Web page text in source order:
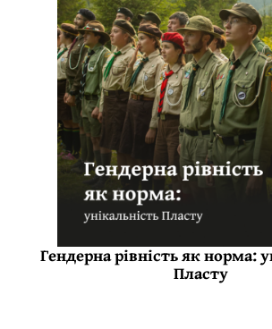
Гендерна рівність як норма:
Пласту